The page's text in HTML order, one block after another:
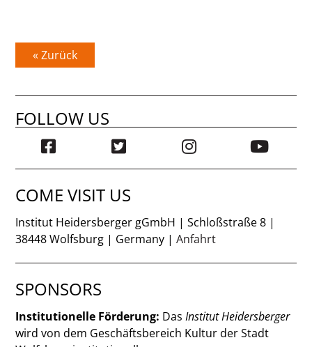
« Zurück
FOLLOW US
COME VISIT US
Institut Heidersberger gGmbH | Schloßstraße 8 |
38448 Wolfsburg | Germany |Anfahrt
SPONSORS
Institutionelle Förderung: Das Institut Heidersberger
wird von dem Geschäftsbereich Kultur der Stadt